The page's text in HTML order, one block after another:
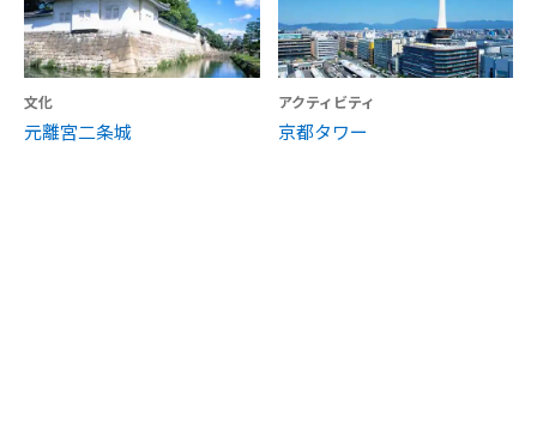
文化
元離宮二条城
アクティビティ
京都タワー